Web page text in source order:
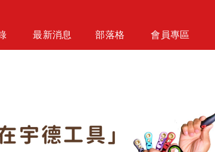
最新消息 部落格 會員專區